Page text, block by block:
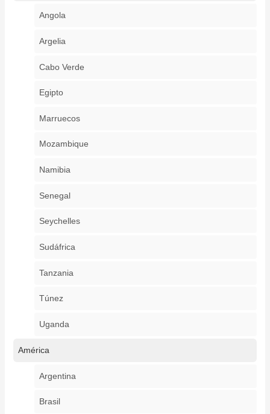
Angola
Argelia
Cabo Verde
Egipto
Marruecos
Mozambique
Namibia
Senegal
Seychelles
Sudáfrica
Tanzania
Túnez
Uganda
América
Argentina
Brasil